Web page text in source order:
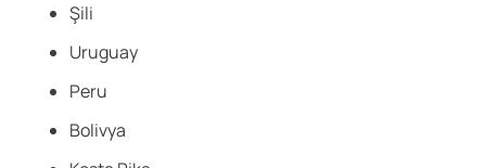
Şili
Uruguay
Peru
Bolivya